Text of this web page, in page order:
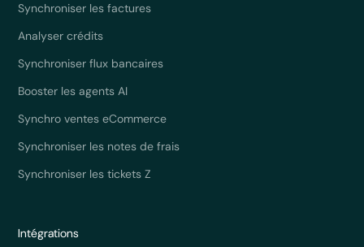
Synchroniser les factures
Analyser crédits
Synchroniser flux bancaires
Booster les agents AI
Synchro ventes eCommerce
Synchroniser les notes de frais
Synchroniser les tickets Z
Intégrations